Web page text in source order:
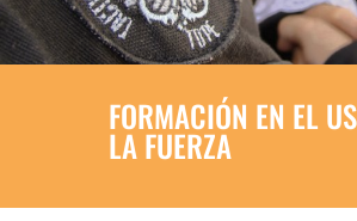
FORMACIÓN EN EL
LA FUERZA